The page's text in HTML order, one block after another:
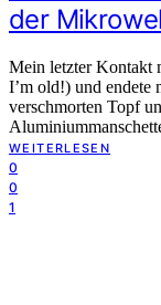
der
Mein letzter Kontakt
I’m old!) und endete
verschmorten Topf
WEITERLESEN
0
0
1